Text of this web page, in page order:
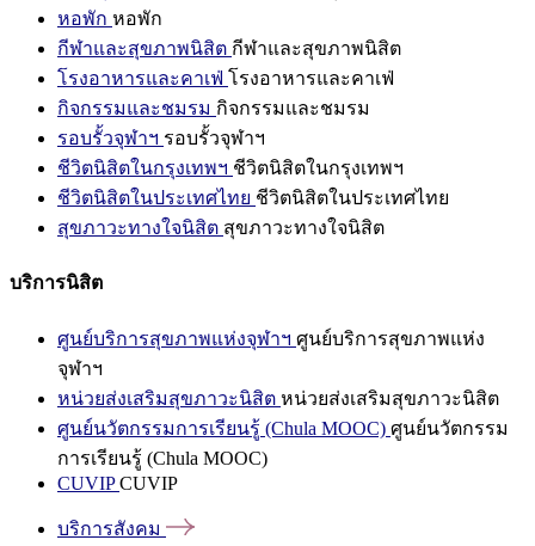
หอพัก หอพัก
กีฬาและสุขภาพนิสิต กีฬาและสุขภาพนิสิต
โรงอาหารและคาเฟ่ โรงอาหารและคาเฟ่
กิจกรรมและชมรม กิจกรรมและชมรม
รอบรั้วจุฬาฯ รอบรั้วจุฬาฯ
ชีวิตนิสิตในกรุงเทพฯ ชีวิตนิสิตในกรุงเทพฯ
ชีวิตนิสิตในประเทศไทย ชีวิตนิสิตในประเทศไทย
สุขภาวะทางใจนิสิต สุขภาวะทางใจนิสิต
บริการนิสิต
ศูนย์บริการสุขภาพแห่งจุฬาฯ ศูนย์บริการสุขภาพแห่ง
จุฬาฯ
หน่วยส่งเสริมสุขภาวะนิสิต หน่วยส่งเสริมสุขภาวะนิสิต
ศูนย์นวัตกรรมการเรียนรู้ (Chula MOOC) ศูนย์นวัตกรรม
การเรียนรู้ (Chula MOOC)
CUVIPCUVIP
บริการสังคม